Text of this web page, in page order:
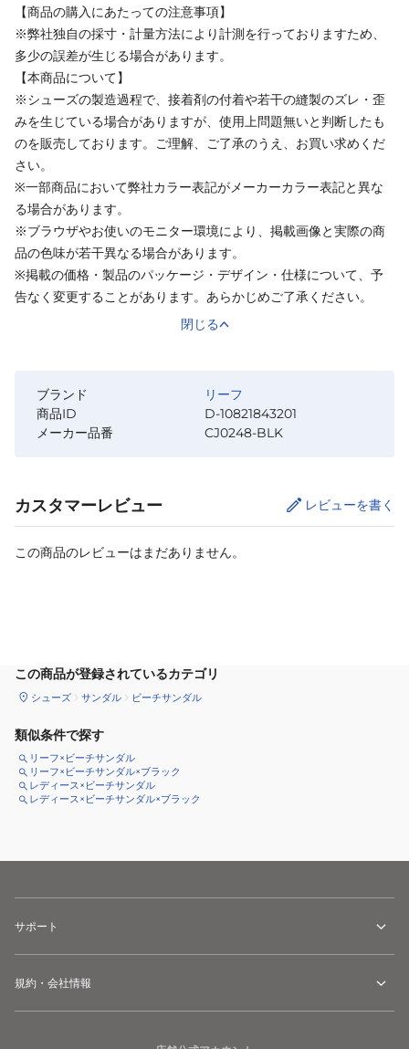
【商品の購入にあたっての注意事項】
※弊社独自の採寸・計量方法により計測を行っておりますため、
多少の誤差が生じる場合があります。
【本商品について】
※シューズの製造過程で、接着剤の付着や若干の縫製のズレ・歪
みを生じている場合がありますが、使用上問題無いと判断したも
のを販売しております。ご理解、ご了承のうえ、お買い求めくだ
さい。
※一部商品において弊社カラー表記がメーカーカラー表記と異な
る場合があります。
※ブラウザやお使いのモニター環境により、掲載画像と実際の商
品の色味が若干異なる場合があります。
※掲載の価格・製品のパッケージ・デザイン・仕様について、予
告なく変更することがあります。あらかじめご了承ください。
閉じる
ブランド
リーフ
商品ID
D-10821843201
メーカー品番
CJ0248-BLK
カスタマーレビュー レビューを書く
この商品のレビューはまだありません。
この商品が登録されているカテゴリ
シューズ サンダル ビーチサンダル
類似条件で探す
リーフ×ビーチサンダル
リーフ×ビーチサンダル×ブラック
レディース×ビーチサンダル
レディース×ビーチサンダル×ブラック
サポート
規約・会社情報